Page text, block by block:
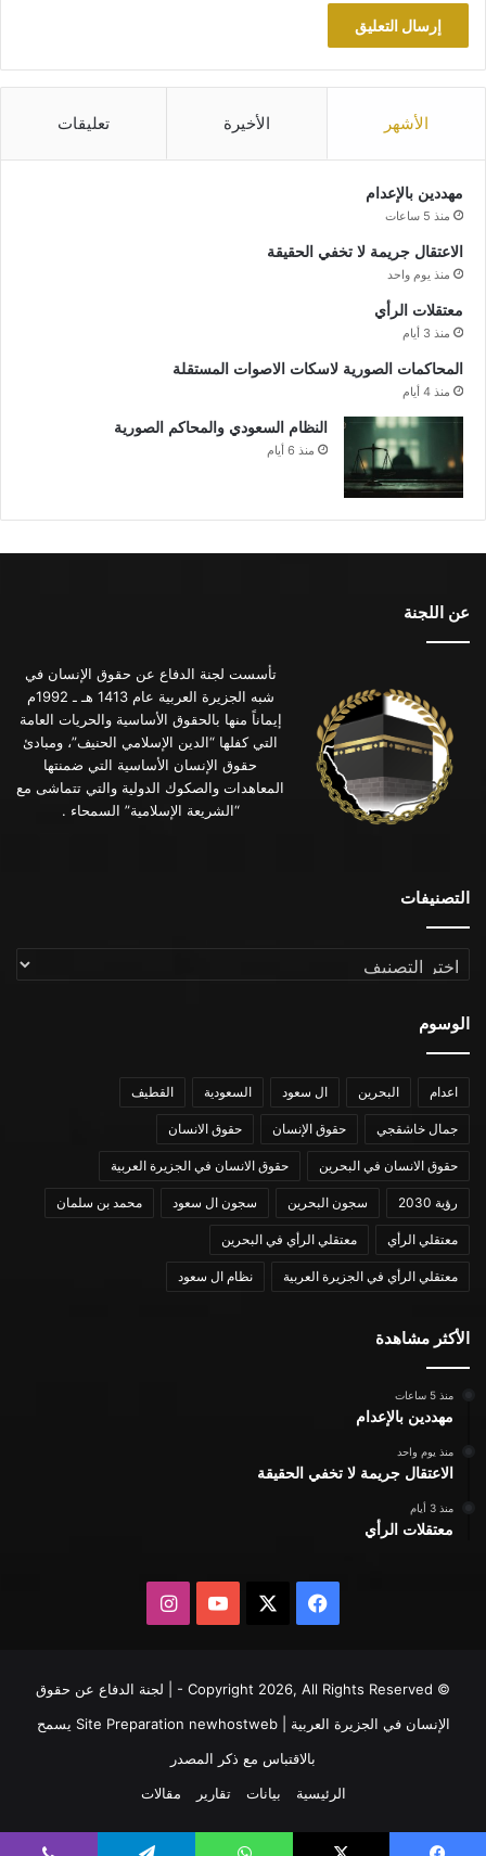
الأشهر الأخيرة تعليقات
مهددين بالإعدام
منذ 5 ساعات
الاعتقال جريمة لا تخفي الحقيقة
منذ يوم واحد
معتقلات الرأي
منذ 3 أيام
المحاكمات الصورية لاسكات الاصوات المستقلة
منذ 4 أيام
النظام السعودي والمحاكم الصورية
منذ 6 أيام
عن اللجنة
تأسست لجنة الدفاع عن حقوق الإنسان في
شبه الجزيرة العربية عام 1413 هـ ـ 1992م
إيماناً منها بالحقوق الأساسية والحريات العامة
التي كفلها “الدين الإسلامي الحنيف”، ومبادئ
حقوق الإنسان الأساسية التي ضمنتها
المعاهدات والصكوك الدولية والتي تتماشى مع
“الشريعة الإسلامية” السمحاء .
التصنيفات
التصنيفات
الوسوم
اعدام البحرين ال سعود السعودية القطيف
جمال خاشقجي حقوق الإنسان حقوق الانسان
حقوق الانسان في البحرين حقوق الانسان في الجزيرة العربية
رؤية 2030 سجون البحرين سجون ال سعود محمد بن سلمان
معتقلي الرأي معتقلي الرأي في البحرين
معتقلي الرأي في الجزيرة العربية نظام ال سعود
الأكثر مشاهدة
منذ 5 ساعات
مهددين بالإعدام
منذ يوم واحد
الاعتقال جريمة لا تخفي الحقيقة
منذ 3 أيام
معتقلات الرأي
فيسبوك يوتيوبانستقرام
© Copyright 2026, All Rights Reserved - | لجنة الدفاع عن حقوق
الإنسان في الجزيرة العربية | Site Preparationnewhostweb
يسمح
بالاقتباس مع ذكر المصدر
الرئيسية
بيانات تقارير مقالات